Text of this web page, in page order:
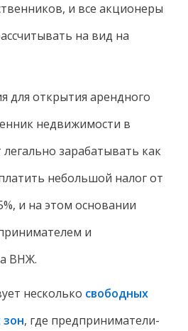
и все акционеры
на вид на
для открытия арендного
недвижимости в
зарабатывать как
небольшой налог от
и на этом основании
и
ВНЖ.
несколько свободных
зон, где предприниматели-